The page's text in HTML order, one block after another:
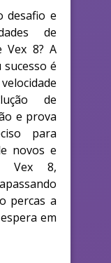
desafio e
de
Vex 8? A
é
de
e prova
para
novos e
Vex 8,
percas a
em